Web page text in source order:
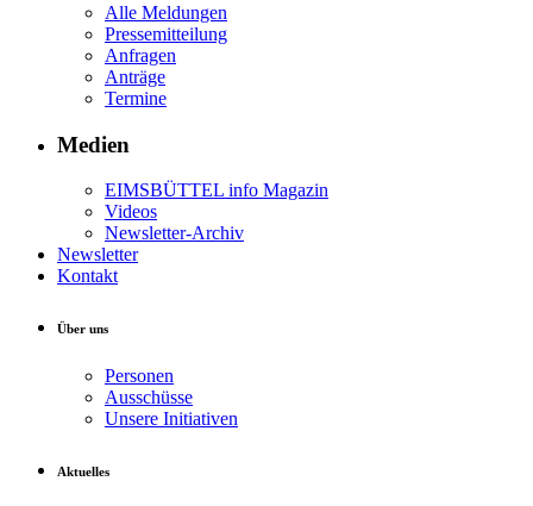
Alle Meldungen
Pressemitteilung
Anfragen
Anträge
Termine
Medien
EIMSBÜTTEL info Magazin
Videos
Newsletter-Archiv
Newsletter
Kontakt
Über uns
Personen
Ausschüsse
Unsere Initiativen
Aktuelles